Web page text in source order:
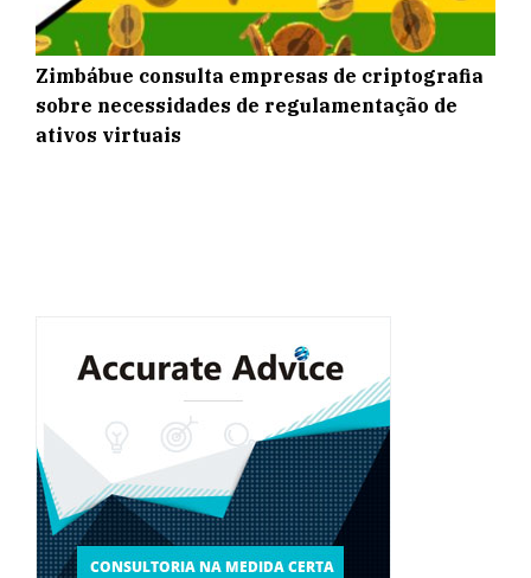
Zimbábue consulta empresas de criptografia
sobre necessidades de regulamentação de
ativos virtuais